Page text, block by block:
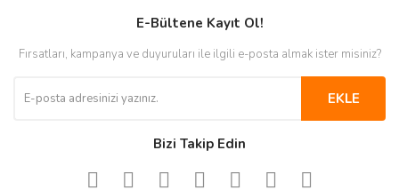
E-Bültene Kayıt Ol!
Fırsatları, kampanya ve duyuruları ile ilgili e-posta almak ister misiniz?
EKLE
Bizi Takip Edin